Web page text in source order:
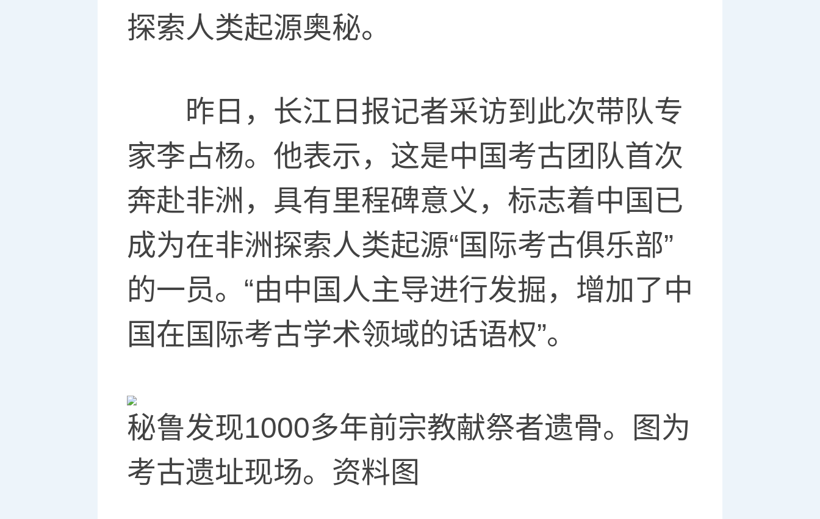
探索人类起源奥秘。
昨日，长江日报记者采访到此次带队专
家李占杨。他表示，这是中国考古团队首次
奔赴非洲，具有里程碑意义，标志着中国已
成为在非洲探索人类起源“国际考古俱乐部”
的一员。“由中国人主导进行发掘，增加了中
国在国际考古学术领域的话语权”。
秘鲁发现1000多年前宗教献祭者遗骨。图为
考古遗址现场。资料图